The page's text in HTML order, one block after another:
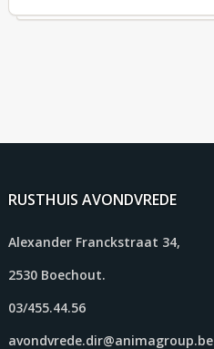
RUSTHUIS AVONDVREDE
Alexander Franckstraat 34,
2530 Boechout.
03/455.44.56
avondvrede.dir@animagroup.be